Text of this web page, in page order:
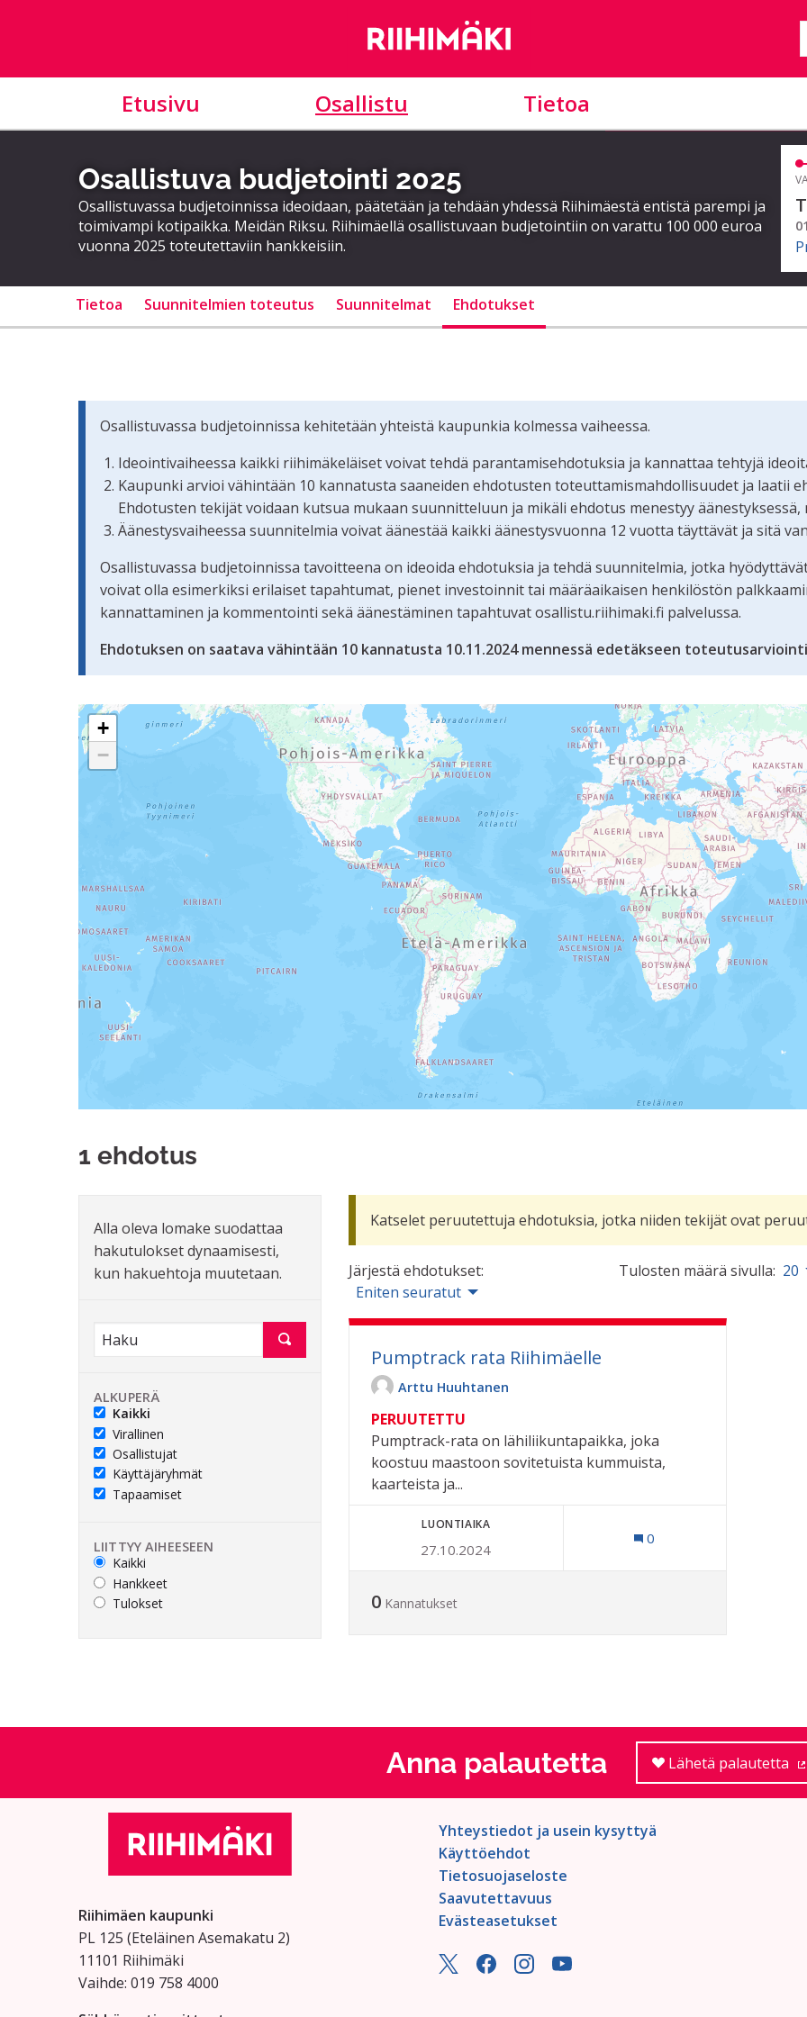
Etusivu Osallistu Tietoa
Osallistuva budjetointi 2025
Osallistuvassa budjetoinnissa ideoidaan, päätetään ja tehdään yhdessä Riihimäestä entistä parempi ja
toimivampi kotipaikka. Meidän Riksu. Riihimäellä osallistuvaan budjetointiin on varattu 100 000 euroa
vuonna 2025 toteutettaviin hankkeisiin.
Tietoa Suunnitelmien toteutus Suunnitelmat Ehdotukset
Osallistuvassa budjetoinnissa kehitetään yhteistä kaupunkia kolmessa vaiheessa.
Ideointivaiheessa kaikki riihimäkeläiset voivat tehdä parantamisehdotuksia ja kannattaa tehtyjä
Kaupunki arvioi vähintään 10 kannatusta saaneiden ehdotusten toteuttamismahdollisuudet ja laatii
Ehdotusten tekijät voidaan kutsua mukaan suunnitteluun ja mikäli ehdotus menestyy
Äänestysvaiheessa suunnitelmia voivat äänestää kaikki äänestysvuonna 12 vuotta täyttävät ja sitä
Osallistuvassa budjetoinnissa tavoitteena on ideoida ehdotuksia ja tehdä suunnitelmia, jotka
voivat olla esimerkiksi erilaiset tapahtumat, pienet investoinnit tai määräaikaisen henkilöstön
kannattaminen ja kommentointi sekä äänestäminen tapahtuvat osallistu.riihimaki.fi palvelussa.
Ehdotuksen on saatava vähintään 10 kannatusta 10.11.2024 mennessä edetäkseen
Seuraavassa elementissä on kartta, joka esittää tämän sivun tietueet karttapisteinä. Elementtiä voi käyttää
+
−
1 ehdotus
Alla oleva lomake suodattaa
hakutulokset dynaamisesti,
kun hakuehtoja muutetaan.
ALKUPERÄ
Kaikki
Virallinen
Osallistujat
Käyttäjäryhmät
Tapaamiset
LIITTYY AIHEESEEN
Kaikki
Hankkeet
Tulokset
Katselet peruutettuja ehdotuksia, jotka niiden tekijät ovat
Järjestä ehdotukset:
Eniten seuratut
Tulosten määrä sivulla: 20
Pumptrack rata Riihimäelle
Arttu Huuhtanen
PERUUTETTU
Pumptrack-rata on lähiliikuntapaikka, joka
koostuu maastoon sovitetuista kummuista,
kaarteista ja...
LUONTIAIKA
27.10.2024
0
0 Kannatukset
Anna palautetta Lähetä palautetta
Riihimäen kaupunki
PL 125 (Eteläinen Asemakatu 2)
11101 Riihimäki
Vaihde: 019 758 4000
Yhteystiedot ja usein kysyttyä
Käyttöehdot
Tietosuojaseloste
Saavutettavuus
Evästeasetukset